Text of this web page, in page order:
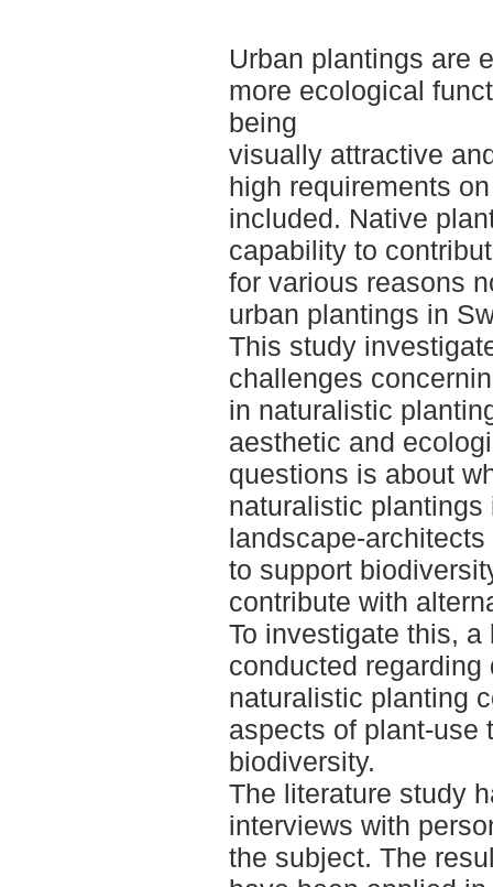
Urban plantings are
more ecological
being
visually attractive
high requirements
included. Native
capability to
for various reasons
urban plantings in
This study
challenges
in naturalistic
aesthetic and
questions is about
naturalistic
landscape-
to support
contribute with
To investigate this,
conducted
naturalistic planting
aspects of plant-use
biodiversity.
The literature study
interviews with
the subject. The